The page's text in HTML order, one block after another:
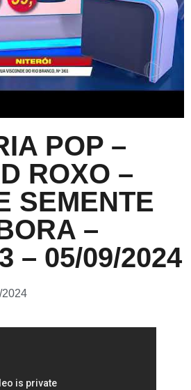
POP –
ROXO –
SEMENTE
–
– 05/09/2024
2024